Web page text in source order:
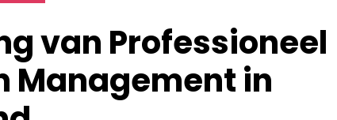
van Professioneel
Management in